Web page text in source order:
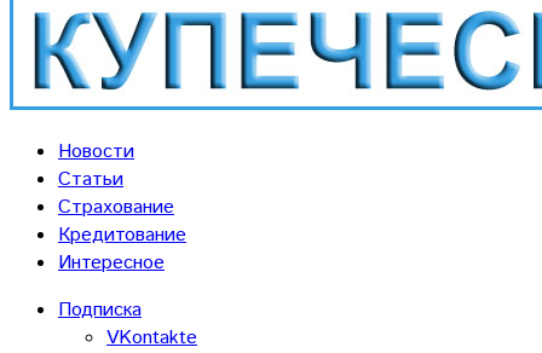
Новости
Статьи
Страхование
Кредитование
Интересное
Подписка
VKontakte